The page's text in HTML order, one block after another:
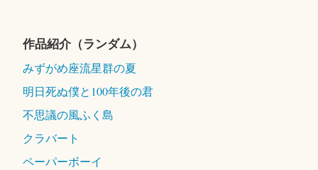
作品紹介（ランダム）
みずがめ座流星群の夏
明日死ぬ僕と100年後の君
不思議の風ふく島
クラバート
ペーパーボーイ